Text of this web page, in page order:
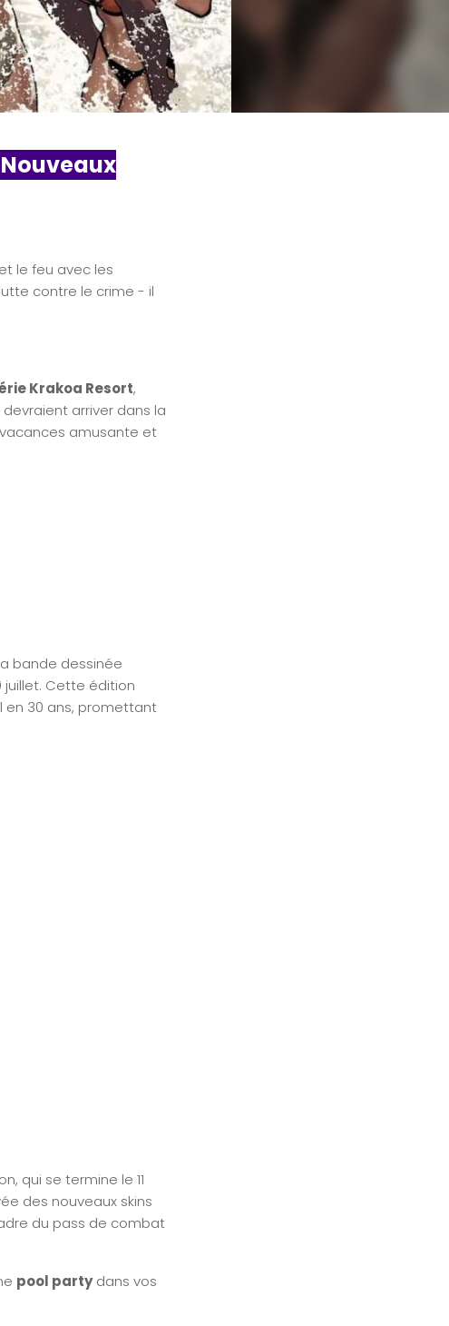
le feu avec les
contre le crime - il
Krakoa Resort,
arriver dans la
amusante et
bande dessinée
juillet. Cette édition
en 30 ans, promettant
qui se termine le 11
des nouveaux skins
du pass de combat
pool partydans vos